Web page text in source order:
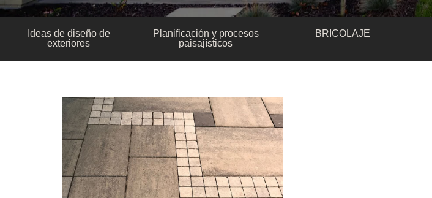
Ideas de diseño de
exteriores
Planificación y procesos
paisajísticos
BRICOLAJE